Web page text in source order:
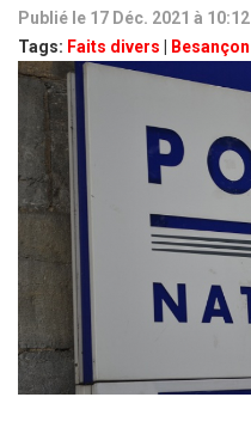
Publié le 17 Déc. 2021 à 10:12
Tags: Faits divers Besançon